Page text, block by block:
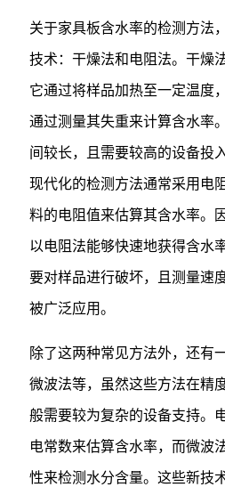
关于家具板含水率的检测方法
技术：干燥法和电阻法。干燥
它通过将样品加热至一定温度
通过测量其失重来计算含水率
间较长，且需要较高的设备投
现代化的检测方法通常采用电
料的电阻值来估算其含水率。
以电阻法能够快速地获得含水
要对样品进行破坏，且测量速
被广泛应用。
除了这两种常见方法外，还有
微波法等，虽然这些方法在精
般需要较为复杂的设备支持。
电常数来估算含水率，而微波
性来检测水分含量。这些新技